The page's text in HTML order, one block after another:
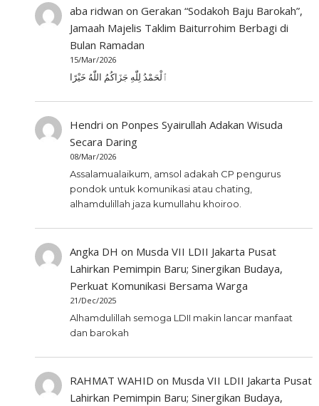
aba ridwan onGerakan “Sodakoh Baju Barokah”,
Jamaah Majelis Taklim Baiturrohim Berbagi di
Bulan Ramadan
15/Mar/2026
ٱلْحَمْدُ لِلّٰهِ جَزَاكُمُ اللّٰهُ خَيْرًا
Hendri on Ponpes Syairullah Adakan Wisuda
Secara Daring
08/Mar/2026
Assalamualaikum, amsol adakah CP pengurus
pondok untuk komunikasi atau chating,
alhamdulillah jaza kumullahu khoiroo.
Angka DH on Musda VII LDII Jakarta Pusat
Lahirkan Pemimpin Baru; Sinergikan Budaya,
Perkuat Komunikasi Bersama Warga
21/Dec/2025
Alhamdulillah semoga LDII makin lancar manfaat
dan barokah
RAHMAT WAHID on Musda VII LDII Jakarta Pusat
Lahirkan Pemimpin Baru; Sinergikan Budaya,